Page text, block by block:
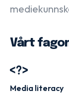
Vårt
Media literacy